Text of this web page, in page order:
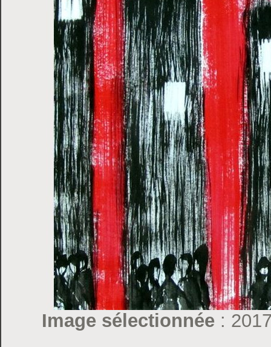
Image sélectionnée :